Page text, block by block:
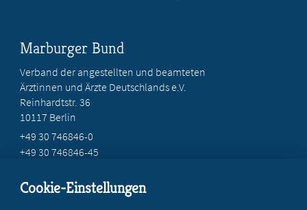
Marburger Bund
Verband der angestellten und beamteten
Ärztinnen und Ärzte Deutschlands e.V.
Reinhardtstr. 36
10117 Berlin
+49 30 746846-0
+49 30 746846-45
Cookie-Einstellungen